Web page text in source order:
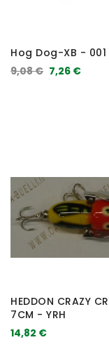
Hog Dog-XB - 001
7,26 €
9,08 €
HEDDON CRAZY
7CM - YRH
14,82 €